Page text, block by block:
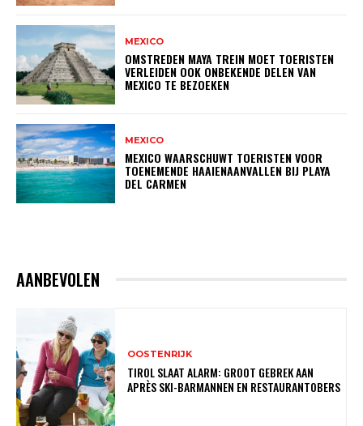
MEXICO
OMSTREDEN MAYA TREIN MOET TOERISTEN
VERLEIDEN OOK ONBEKENDE DELEN VAN
MEXICO TE BEZOEKEN
MEXICO
MEXICO WAARSCHUWT TOERISTEN VOOR
TOENEMENDE HAAIENAANVALLEN BIJ PLAYA
DEL CARMEN
AANBEVOLEN
OOSTENRIJK
TIROL SLAAT ALARM: GROOT GEBREK AAN
APRÈS SKI-BARMANNEN EN RESTAURANTOBERS